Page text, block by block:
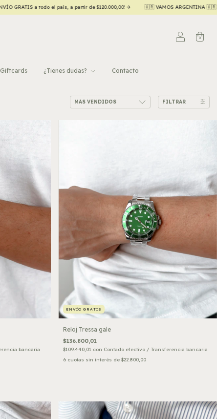
🇦🇷 VAMOS ARGENTINA 🇦🇷 20% OFF contado efectivo/transferencia 💵
0
Giftcards ¿Tienes dudas? Contacto
FILTRAR
bancaria
ENVÍO GRATIS
Reloj Tressa gale
$136.800,01
$109.440,01 con Contado efectivo / Transferencia bancaria
6 cuotas sin interés de$22.800,00